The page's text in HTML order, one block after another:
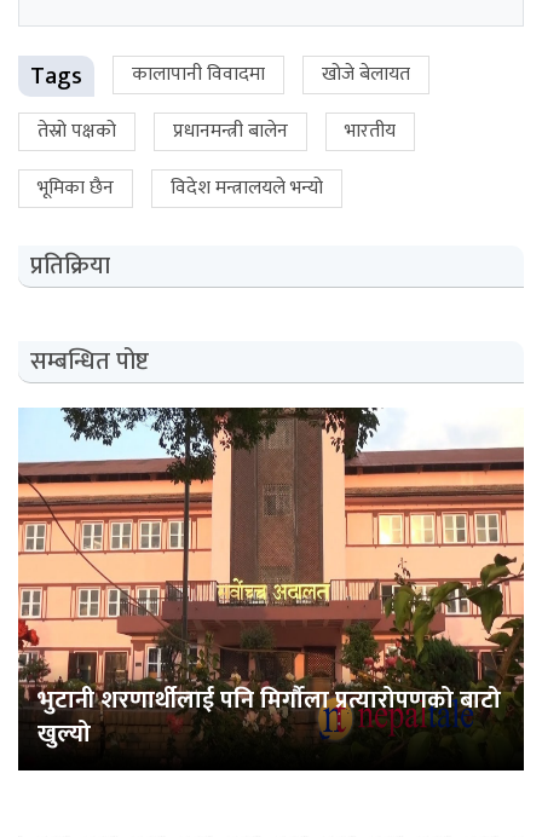
Tags कालापानी विवादमा
खोजे बेलायत
तेस्रो पक्षको
प्रधानमन्त्री बालेन
भारतीय
भूमिका छैन
विदेश मन्त्रालयले भन्यो
प्रतिक्रिया
सम्बन्धित पोष्ट
भुटानी शरणार्थीलाई पनि मिर्गौला प्रत्यारोपणको बाटो
खुल्यो